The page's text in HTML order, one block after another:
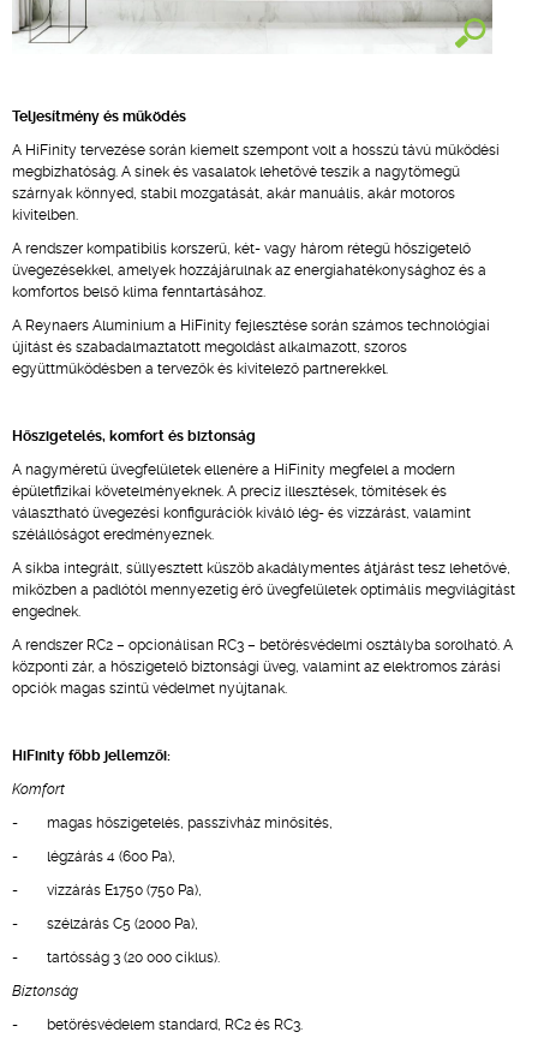
Teljesítmény és működés
A HiFinity tervezése során kiemelt szempont volt a hosszú távú működési
megbízhatóság. A sínek és vasalatok lehetővé teszik a nagytömegű
szárnyak könnyed, stabil mozgatását, akár manuális, akár motoros
kivitelben.
A rendszer kompatibilis korszerű, két- vagy három rétegű hőszigetelő
üvegezésekkel, amelyek hozzájárulnak az energiahatékonysághoz és a
komfortos belső klíma fenntartásához.
A Reynaers Aluminium a HiFinity fejlesztése során számos technológiai
újítást és szabadalmaztatott megoldást alkalmazott, szoros
együttműködésben a tervezők és kivitelező partnerekkel.
Hőszigetelés, komfort és biztonság
A nagyméretű üvegfelületek ellenére a HiFinity megfelel a modern
épületfizikai követelményeknek. A precíz illesztések, tömítések és
választható üvegezési konfigurációk kiváló lég- és vízzárást, valamint
szélállóságot eredményeznek.
A síkba integrált, süllyesztett küszöb akadálymentes átjárást tesz lehetővé,
miközben a padlótól mennyezetig érő üvegfelületek optimális megvilágítást
engednek.
A rendszer RC2 – opcionálisan RC3 – betörésvédelmi osztályba sorolható. A
központi zár, a hőszigetelő biztonsági üveg, valamint az elektromos zárási
opciók magas szintű védelmet nyújtanak.
HiFinity főbb jellemzői:
Komfort
- magas hőszigetelés, passzívház minősítés,
- légzárás 4 (600 Pa),
- vízzárás E1750 (750 Pa),
- szélzárás C5 (2000 Pa),
- tartósság 3 (20 000 ciklus).
Biztonság
- betörésvédelem standard, RC2 és RC3.